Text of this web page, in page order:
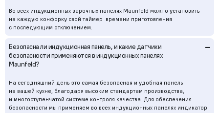
Во всех индукционных варочных панелях Maunfeld можно установить
на каждую конфорку свой таймер времени приготовления
с последующим отключением.
Безопасна ли индукционная панель, и какие датчики
безопасности применяются в индукционных панелях
Maunfeld?
–
На сегодняшний день это самая безопасная и удобная панель
на вашей кухне, благодаря высоким стандартам производства,
и многоступенчатой системе контроля качества. Для обеспечения
безопасности мы применяем во всех индукционных панелях индикатор